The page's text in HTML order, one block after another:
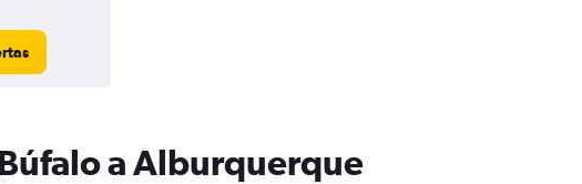
a Alburquerque